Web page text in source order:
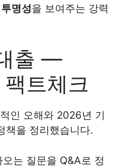
명성을 보여주는 강력
출 —
트체크
인 오해와 2026년 기
책을 정리했습니다.
는 질문을 Q&A로 정